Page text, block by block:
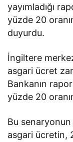
yayımladığı
yüzde 20
duyurdu.
İngiltere
asgari ücret
Bankanın
yüzde 20
Bu
asgari ücretin,